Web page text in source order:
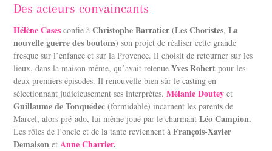
Des acteurs convaincants
Hélène Cases confie àChristophe Barratier (Les Choristes,La
nouvelle guerre des boutons) son projet de réaliser cette grande
fresque sur l’enfance et sur la Provence. Il choisit de retourner sur les
lieux, dans la maison même, qu’avait retenueYves Robert pour les
deux premiers épisodes. Il renouvelle bien sûr le casting en
sélectionnant judicieusement ses interprètes.Mélanie Doutey et
Guillaume de Tonquédec (formidable) incarnent les parents de
Marcel, alors pré-ado, lui même joué par le charmantLéo Campion.
Les rôles de l’oncle et de la tante reviennent à François-Xavier
Demaisonet Anne Charrier.